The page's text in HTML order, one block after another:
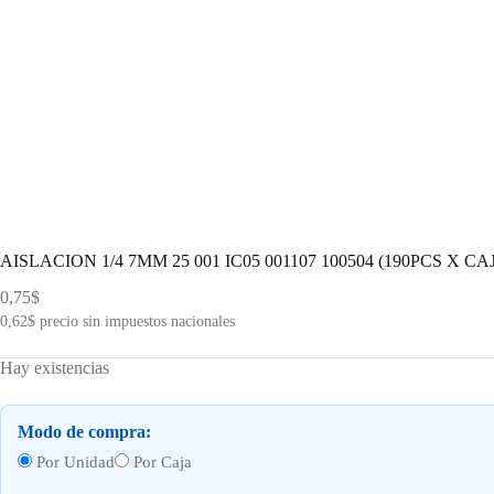
AISLACION 1/4 7MM 25 001 IC05 001107 100504 (190PCS X
0,75$
0,62$ precio sin impuestos nacionales
Hay existencias
Modo de compra:
Por Unidad Por Caja